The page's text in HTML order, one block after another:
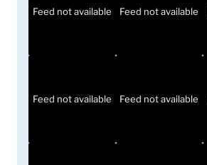
Feed not available Feed not available
Feed not available Feed not available